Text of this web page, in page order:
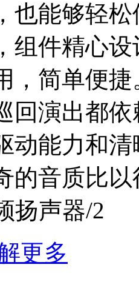
也能够轻
组件精心
，简单便
回演出都依
动能力和
的音质比
扬声器/2
更多